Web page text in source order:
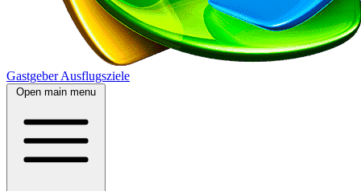
GastgeberAusflugsziele
Open main menu